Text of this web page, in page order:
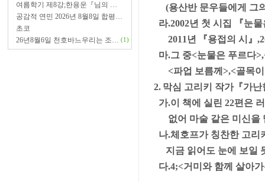
여름학기 제8강;한용운『님의 …
공감적 연민 2026년 8월8일 합평…
초코
26년8월6일 천호바느우리는 조… (1)
(용산반 문우들에게 그
라.2002년 첫 시집
『눈
2011년
『용접의 시 』
마.그 중<눈물은 푸르다
<파업 보름께>,<골목이
2. 막심 고리키 작가『가
가.이 책에 실린 22편은
없어 마술 같은 미신을
나.체호프가 칭찬한 고리
지금 읽어도 눈에 보일
다.4;<거미와 함께 살아